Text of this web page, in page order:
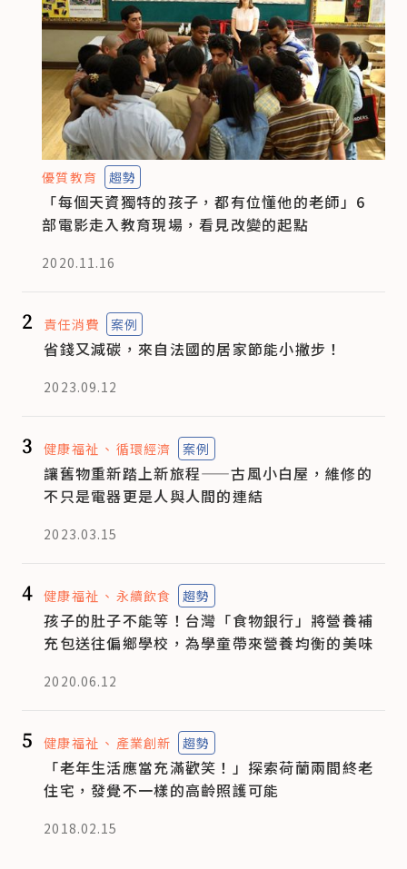
優質教育 趨勢
「每個天資獨特的孩子，都有位懂他的老師」6
部電影走入教育現場，看見改變的起點
2020.11.16
2 責任消費 案例
省錢又減碳，來自法國的居家節能小撇步！
2023.09.12
3 健康福祉 循環經濟 案例
讓舊物重新踏上新旅程——古風小白屋，維修的
不只是電器更是人與人間的連結
2023.03.15
4 健康福祉 永續飲食 趨勢
孩子的肚子不能等！台灣「食物銀行」將營養補
充包送往偏鄉學校，為學童帶來營養均衡的美味
2020.06.12
5 健康福祉 產業創新 趨勢
「老年生活應當充滿歡笑！」探索荷蘭兩間終老
住宅，發覺不一樣的高齡照護可能
2018.02.15